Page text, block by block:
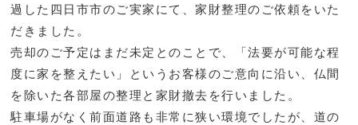
過した四日市市のご実家にて、家財整理のご依頼をいた
だきました。
売却のご予定はまだ未定とのことで、「法要が可能な程
度に家を整えたい」というお客様のご意向に沿い、仏間
を除いた各部屋の整理と家財撤去を行いました。
駐車場がなく前面道路も非常に狭い環境でしたが、道の